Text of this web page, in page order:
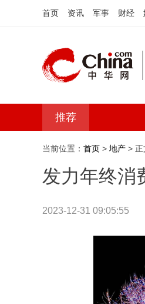
首页 资讯 军事 财经
推荐
当前位置： 首页 > 地产 > 正
发力年终消
2023-12-31 09:05:55